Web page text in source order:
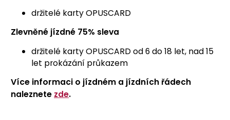
držitelé karty OPUSCARD
Zlevněné jízdné 75% sleva
držitelé karty OPUSCARD od 6 do 18 let, nad 15
let prokázání průkazem
Více informaci o jízdném a jízdních řádech
naleznete zde.